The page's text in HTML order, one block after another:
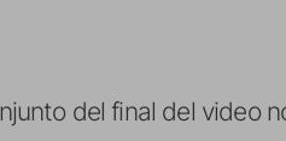
del final del video